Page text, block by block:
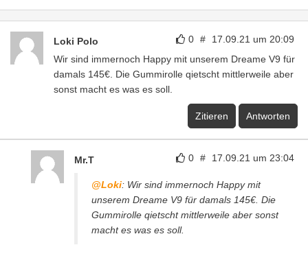
0 # 17.09.21 um 20:09
Loki Polo
Wir sind immernoch Happy mit unserem Dreame V9 für
damals 145€. Die Gummirolle qietscht mittlerweile aber
sonst macht es was es soll.
Zitieren Antworten
0 # 17.09.21 um 23:04
Mr.T
@Loki: Wir sind immernoch Happy mit
unserem Dreame V9 für damals 145€. Die
Gummirolle qietscht mittlerweile aber sonst
macht es was es soll.